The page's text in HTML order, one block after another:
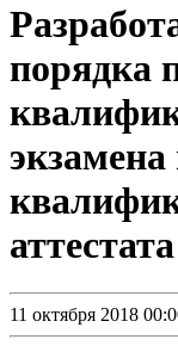
порядка
11 октября 2018